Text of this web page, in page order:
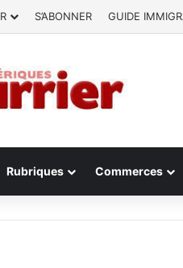
S’ABONNER GUIDE
Rubriques Commerces